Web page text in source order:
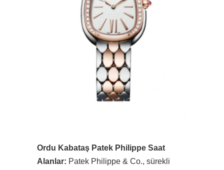
Ordu Kabataş Patek Philippe Saat
Alanlar: Patek Philippe & Co., sürekli